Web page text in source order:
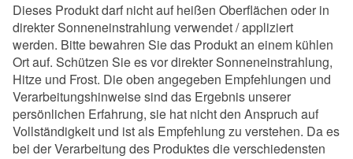
Dieses Produkt darf nicht auf heißen Oberflächen oder in
direkter Sonneneinstrahlung verwendet / appliziert
werden. Bitte bewahren Sie das Produkt an einem kühlen
Ort auf. Schützen Sie es vor direkter Sonneneinstrahlung,
Hitze und Frost. Die oben angegeben Empfehlungen und
Verarbeitungshinweise sind das Ergebnis unserer
persönlichen Erfahrung, sie hat nicht den Anspruch auf
Vollständigkeit und ist als Empfehlung zu verstehen. Da es
bei der Verarbeitung des Produktes die verschiedensten